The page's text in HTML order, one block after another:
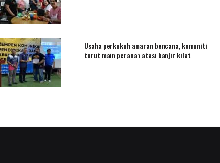
Usaha perkukuh amaran bencana, komuniti
turut main peranan atasi banjir kilat